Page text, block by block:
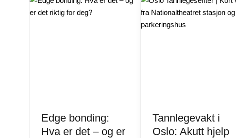
Edge bonding:
Hva er det – og er
Tannlegevakt i
Oslo: Akutt hjelp